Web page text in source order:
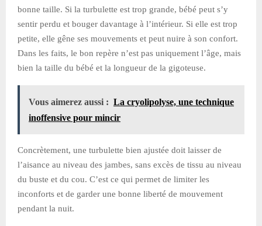
bonne taille. Si la turbulette est trop grande, bébé peut s’y
sentir perdu et bouger davantage à l’intérieur. Si elle est trop
petite, elle gêne ses mouvements et peut nuire à son confort.
Dans les faits, le bon repère n’est pas uniquement l’âge, mais
bien la taille du bébé et la longueur de la gigoteuse.
Vous aimerez aussi : La cryolipolyse, une technique
inoffensive pour mincir
Concrètement, une turbulette bien ajustée doit laisser de
l’aisance au niveau des jambes, sans excès de tissu au niveau
du buste et du cou. C’est ce qui permet de limiter les
inconforts et de garder une bonne liberté de mouvement
pendant la nuit.